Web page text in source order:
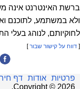
ברשת האינטרנט אינה
ולא במשתמע, לתוכנם
לחוקיותם, לנוהג בעלי
[ דווח על קישור שבור]
פרטיות אודות דף
Copyright © 2026
.